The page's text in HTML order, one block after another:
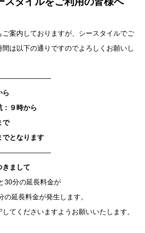
ご案内しておりますが、シースタイルでご
は以下の通りですのでよろしくお願いし
ら
９時から
で
となります
まして
30分の延長料金が
延長料金が発生します。
てくださいますようお願いいたします。